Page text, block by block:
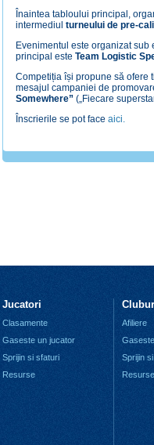
Înaintea tabloului principal,
intermediul turneului de pre-
Evenimentul este organizat sub
principal este Team Logistic
Competiția își propune să ofere
mesajul campaniei de
Somewhere” („Fiecare
Înscrierile se pot face aici.
Jucatori
Clasamente
Gaseste un jucator
Sprijin si sfaturi
Resurse
Afiliere
Sprijin
Resurse